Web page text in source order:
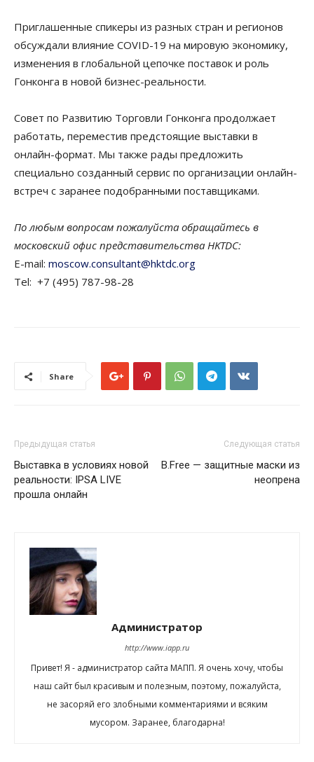
Приглашенные спикеры из разных стран и регионов
обсуждали влияние COVID-19 на мировую экономику,
изменения в глобальной цепочке поставок и роль
Гонконга в новой бизнес-реальности.
Совет по Развитию Торговли Гонконга продолжает
работать, переместив предстоящие выставки в
онлайн-формат. Мы также рады предложить
специально созданный сервис по организации онлайн-
встреч с заранее подобранными поставщиками.
По любым вопросам пожалуйста обращайтесь в
московский офис представительства HKTDC:
E-mail: moscow.consultant@hktdc.org
Tel: +7 (495) 787-98-28
Share
Предыдущая статья
Выставка в условиях новой
реальности: IPSA LIVE
прошла онлайн
Следующая статья
B.Free — защитные маски из
неопрена
Администратор
http://www.iapp.ru
Привет! Я - администратор сайта МАПП. Я очень хочу, чтобы
наш сайт был красивым и полезным, поэтому, пожалуйста,
не засоряй его злобными комментариями и всяким
мусором. Заранее, благодарна!